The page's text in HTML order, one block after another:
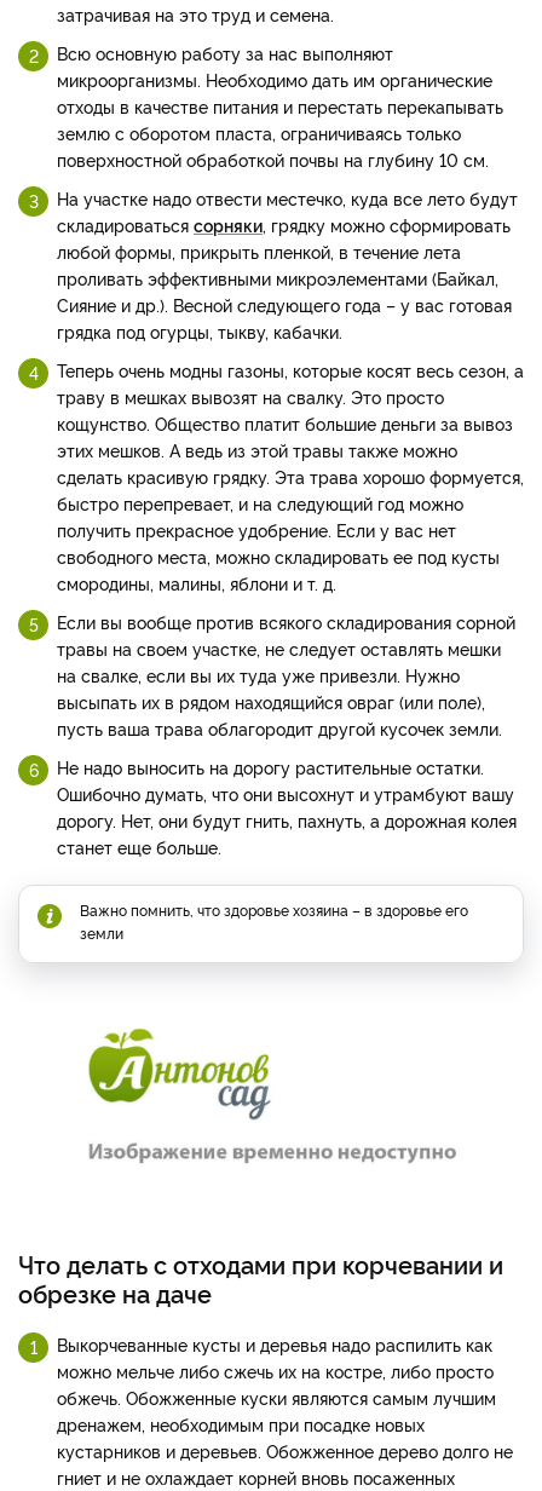
затрачивая на это труд и семена.
Всю основную работу за нас выполняют
микроорганизмы. Необходимо дать им органические
отходы в качестве питания и перестать перекапывать
землю с оборотом пласта, ограничиваясь только
поверхностной обработкой почвы на глубину 10 см.
На участке надо отвести местечко, куда все лето будут
складироваться сорняки , грядку можно сформировать
любой формы, прикрыть пленкой, в течение лета
проливать эффективными микроэлементами (Байкал,
Сияние и др.). Весной следующего года – у вас готовая
грядка под огурцы, тыкву, кабачки.
Теперь очень модны газоны, которые косят весь сезон, а
траву в мешках вывозят на свалку. Это просто
кощунство. Общество платит большие деньги за вывоз
этих мешков. А ведь из этой травы также можно
сделать красивую грядку. Эта трава хорошо формуется,
быстро перепревает, и на следующий год можно
получить прекрасное удобрение. Если у вас нет
свободного места, можно складировать ее под кусты
смородины, малины, яблони и т. д.
Если вы вообще против всякого складирования сорной
травы на своем участке, не следует оставлять мешки
на свалке, если вы их туда уже привезли. Нужно
высыпать их в рядом находящийся овраг (или поле),
пусть ваша трава облагородит другой кусочек земли.
Не надо выносить на дорогу растительные остатки.
Ошибочно думать, что они высохнут и утрамбуют вашу
дорогу. Нет, они будут гнить, пахнуть, а дорожная колея
станет еще больше.
Важно помнить, что здоровье хозяина – в здоровье его
земли
Что делать с отходами при корчевании и
обрезке на даче
Выкорчеванные кусты и деревья надо распилить как
можно мельче либо сжечь их на костре, либо просто
обжечь. Обожженные куски являются самым лучшим
дренажем, необходимым при посадке новых
кустарников и деревьев. Обожженное дерево долго не
гниет и не охлаждает корней вновь посаженных